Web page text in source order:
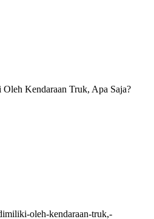
Kendaraan Truk, Apa Saja?